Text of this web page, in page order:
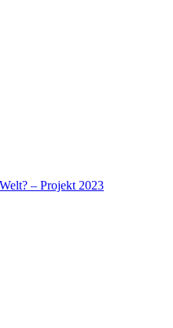
– Projekt 2023